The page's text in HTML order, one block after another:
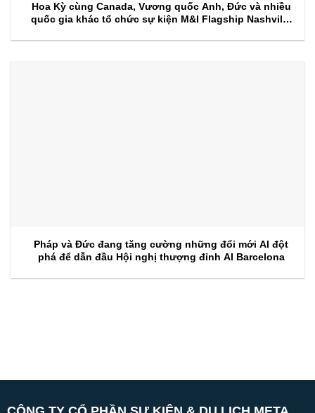
Hoa Kỳ cùng Canada, Vương quốc Anh, Đức và nhiều
quốc gia khác tổ chức sự kiện M&I Flagship Nashville
Pháp và Đức đang tăng cường những đổi mới AI đột
phá để dẫn đầu Hội nghị thượng đỉnh AI Barcelona